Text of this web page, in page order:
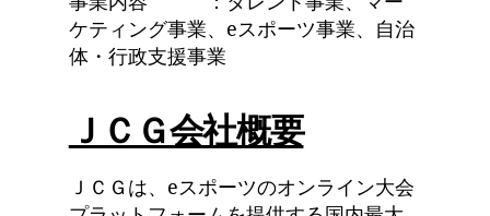
ケティング事業、eスポーツ事業、自治
体・行政支援事業
ＪＣＧ会社概要
ＪＣＧは、eスポーツのオンライン大会